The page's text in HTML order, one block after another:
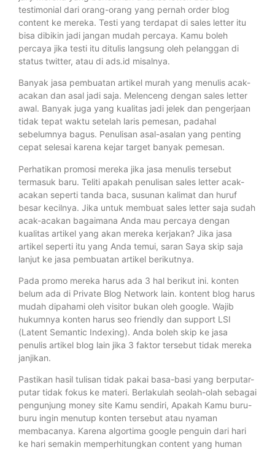
testimonial dari orang-orang yang pernah order blog
content ke mereka. Testi yang terdapat di sales letter itu
bisa dibikin jadi jangan mudah percaya. Kamu boleh
percaya jika testi itu ditulis langsung oleh pelanggan di
status twitter, atau di ads.id misalnya.
Banyak jasa pembuatan artikel murah yang menulis acak-
acakan dan asal jadi saja. Melenceng dengan sales letter
awal. Banyak juga yang kualitas jadi jelek dan pengerjaan
tidak tepat waktu setelah laris pemesan, padahal
sebelumnya bagus. Penulisan asal-asalan yang penting
cepat selesai karena kejar target banyak pemesan.
Perhatikan promosi mereka jika jasa menulis tersebut
termasuk baru. Teliti apakah penulisan sales letter acak-
acakan seperti tanda baca, susunan kalimat dan huruf
besar kecilnya. Jika untuk membuat sales letter saja sudah
acak-acakan bagaimana Anda mau percaya dengan
kualitas artikel yang akan mereka kerjakan? Jika jasa
artikel seperti itu yang Anda temui, saran Saya skip saja
lanjut ke jasa pembuatan artikel berikutnya.
Pada promo mereka harus ada 3 hal berikut ini. konten
belum ada di Private Blog Network lain. kontent blog harus
mudah dipahami oleh visitor bukan oleh google. Wajib
hukumnya konten harus seo friendly dan support LSI
(Latent Semantic Indexing). Anda boleh skip ke jasa
penulis artikel blog lain jika 3 faktor tersebut tidak mereka
janjikan.
Pastikan hasil tulisan tidak pakai basa-basi yang berputar-
putar tidak fokus ke materi. Berlakulah seolah-olah sebagai
pengunjung money site Kamu sendiri, Apakah Kamu buru-
buru ingin menutup konten tersebut atau nyaman
membacanya. Karena algortima google penguin dari hari
ke hari semakin memperhitungkan content yang human